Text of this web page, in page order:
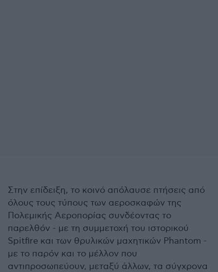
Στην επίδειξη, το κοινό απόλαυσε πτήσεις από
όλους τους τύπους των αεροσκαφών της
Πολεμικής Αεροπορίας συνδέοντας το
παρελθόν - με τη συμμετοχή του ιστορικού
Spitfire και των θρυλικών μαχητικών Phantom -
με το παρόν και το μέλλον που
αντιπροσωπεύουν, μεταξύ άλλων, τα σύγχρονα